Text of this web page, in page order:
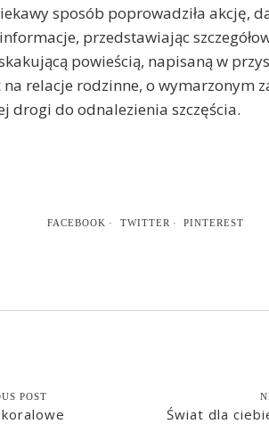
sposób poprowadziła akcję,
przedstawiając
powieścią, napisaną w
relacje rodzinne, o wymarzonym
drogi do odnalezienia szczęścia.
FACEBOOK TWITTER PINTEREST
POST
Świat dla